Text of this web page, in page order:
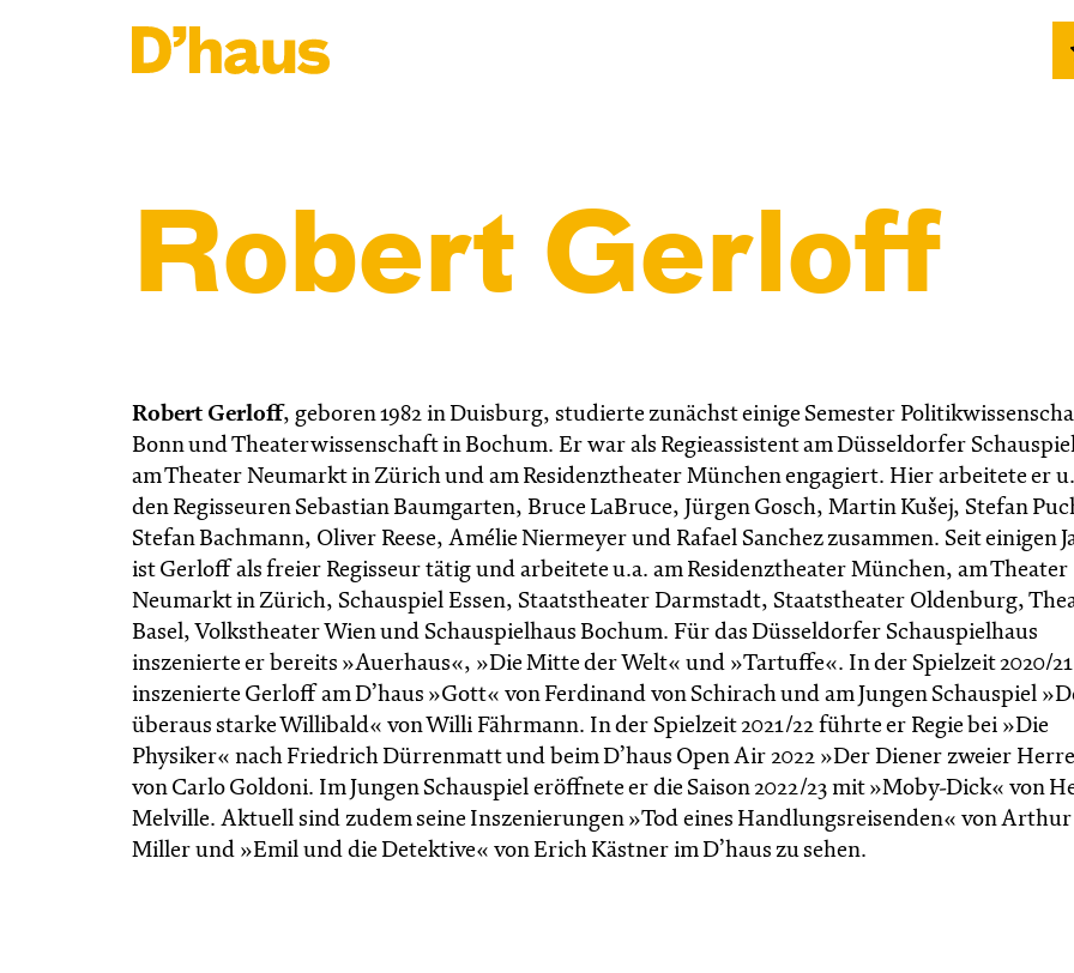
Robert Gerloff
Robert Gerloff, geboren 1982 in Duisburg, studierte zunächst einige Semester
Bonn und Theaterwissenschaft in Bochum. Er war als Regieassistent am Düsseldorfer
am Theater Neumarkt in Zürich und am Residenztheater München engagiert. Hier arbeitete er
den Regisseuren Sebastian Baumgarten, Bruce LaBruce, Jürgen Gosch, Martin Kušej, Stefan
Stefan Bachmann, Oliver Reese, Amélie Niermeyer und Rafael Sanchez zusammen. Seit einigen
ist Gerloff als freier Regisseur tätig und arbeitete u.a. am Residenztheater München, am Theater
Neumarkt in Zürich, Schauspiel Essen, Staatstheater Darmstadt, Staatstheater Oldenburg,
Basel, Volkstheater Wien und Schauspielhaus Bochum. Für das Düsseldorfer Schauspielhaus
inszenierte er bereits »Auerhaus«, »Die Mitte der Welt« und »Tartuffe«. In der Spielzeit 2020/21
inszenierte Gerloff am D’haus »Gott« von Ferdinand von Schirach und am Jungen Schauspiel
überaus starke Willibald« von Willi Fährmann. In der Spielzeit 2021/22 führte er Regie bei »Die
Physiker« nach Friedrich Dürrenmatt und beim D’haus Open Air 2022 »Der Diener zweier
von Carlo Goldoni. Im Jungen Schauspiel eröffnete er die Saison 2022/23 mit »Moby-Dick« von
Melville. Aktuell sind zudem seine Inszenierungen »Tod eines Handlungsreisenden« von Arthur
Miller und »Emil und die Detektive« von Erich Kästner im D’haus zu sehen.